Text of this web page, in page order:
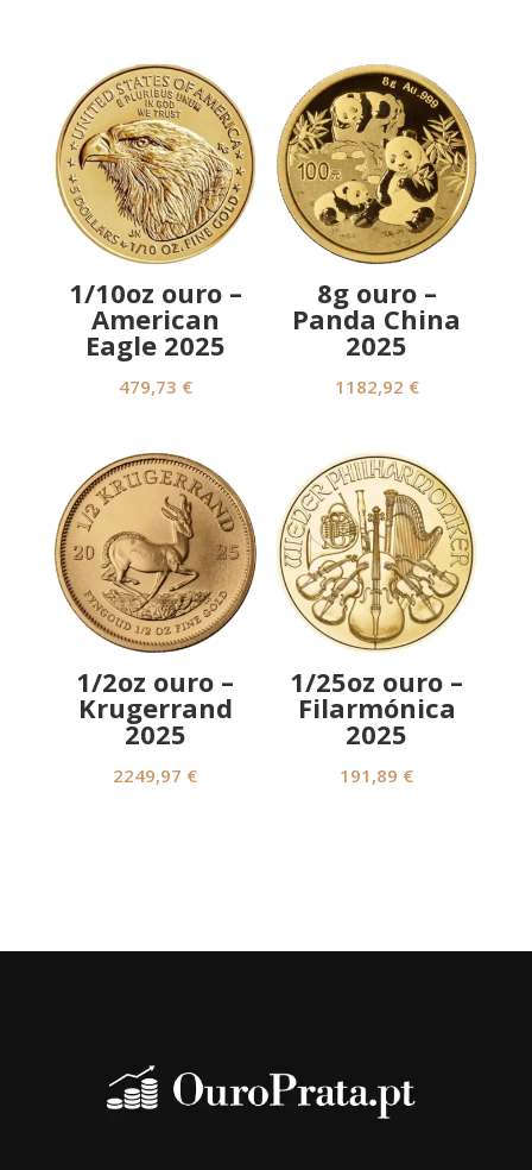
1/10oz ouro –
American
Eagle 2025
479,73 €
8g ouro –
Panda China
2025
1182,92 €
1/2oz ouro –
Krugerrand
2025
2249,97 €
1/25oz ouro –
Filarmónica
2025
191,89 €